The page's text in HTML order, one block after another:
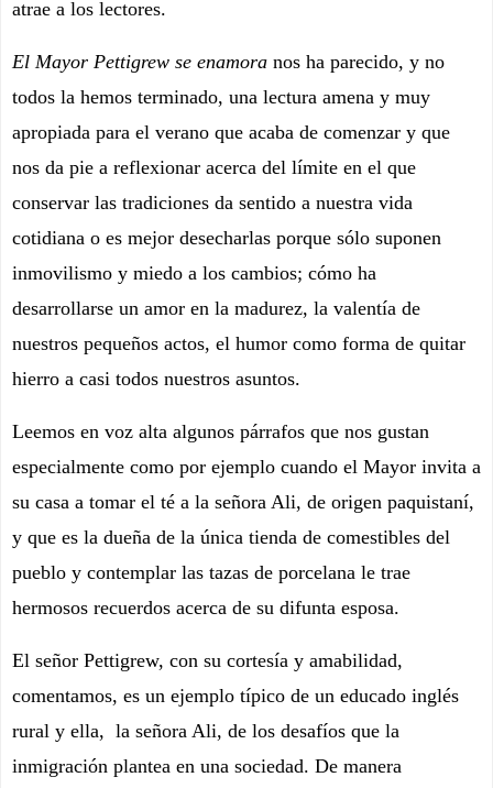
atrae a los lectores.
El Mayor Pettigrew se enamora nos ha parecido, y no
todos la hemos terminado, una lectura amena y muy
apropiada para el verano que acaba de comenzar y que
nos da pie a reflexionar acerca del límite en el que
conservar las tradiciones da sentido a nuestra vida
cotidiana o es mejor desecharlas porque sólo suponen
inmovilismo y miedo a los cambios; cómo ha
desarrollarse un amor en la madurez, la valentía de
nuestros pequeños actos, el humor como forma de quitar
hierro a casi todos nuestros asuntos.
Leemos en voz alta algunos párrafos que nos gustan
especialmente como por ejemplo cuando el Mayor invita a
su casa a tomar el té a la señora Ali, de origen paquistaní,
y que es la dueña de la única tienda de comestibles del
pueblo y contemplar las tazas de porcelana le trae
hermosos recuerdos acerca de su difunta esposa.
El señor Pettigrew, con su cortesía y amabilidad,
comentamos, es un ejemplo típico de un educado inglés
rural y ella, la señora Ali, de los desafíos que la
inmigración plantea en una sociedad. De manera